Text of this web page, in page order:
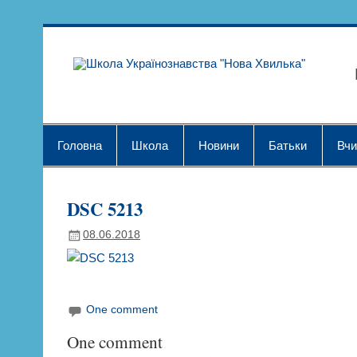
Головна Школа Новини Батьки
DSC 5213
08.06.2018
One comment
One comment